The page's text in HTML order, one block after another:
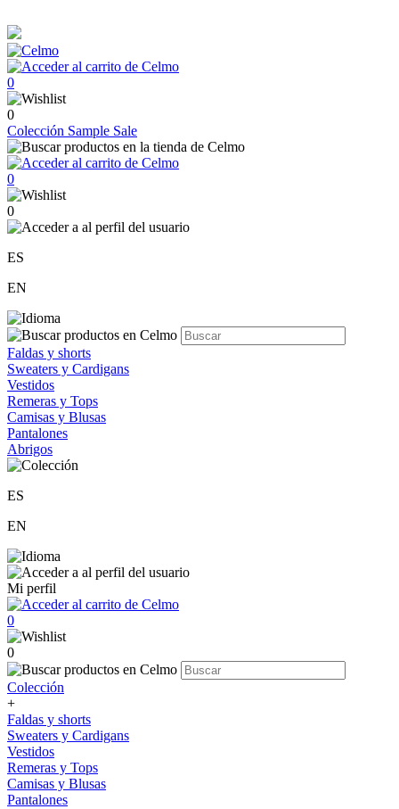
0
0
Colección Sample Sale
0
0
ES
EN
Faldas y shorts
Sweaters y Cardigans
Vestidos
Remeras y Tops
Camisas y Blusas
Pantalones
Abrigos
ES
EN
Mi perfil
0
0
Colección
+
Faldas y shorts
Sweaters y Cardigans
Vestidos
Remeras y Tops
Camisas y Blusas
Pantalones